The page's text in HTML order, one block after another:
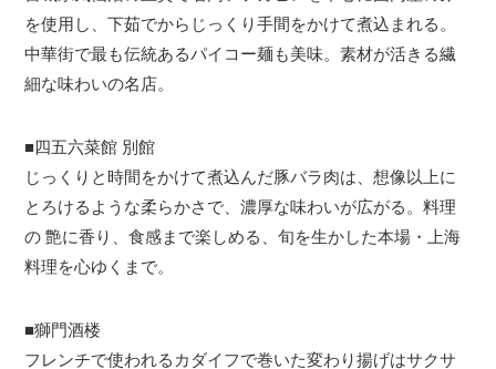
を使用し、下茹でからじっくり手間をかけて煮込まれる。
中華街で最も伝統あるパイコー麺も美味。素材が活きる繊
細な味わいの名店。
■四五六菜館 別館
じっくりと時間をかけて煮込んだ豚バラ肉は、想像以上に
とろけるような柔らかさで、濃厚な味わいが広がる。料理
の 艶に香り、食感まで楽しめる、旬を生かした本場・上海
料理を心ゆくまで。
■獅門酒楼
フレンチで使われるカダイフで巻いた変わり揚げはサクサ